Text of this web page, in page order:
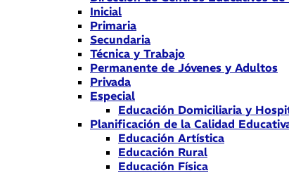
Inicial
Primaria
Secundaria
Técnica y Trabajo
Permanente de Jóvenes y Adultos
Privada
Especial
Educación Domiciliaria y
Planificación de la Calidad
Educación Artística
Educación Rural
Educación Física